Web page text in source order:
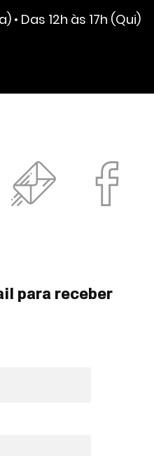
• Das 12h às 17h (Qui)
para receber